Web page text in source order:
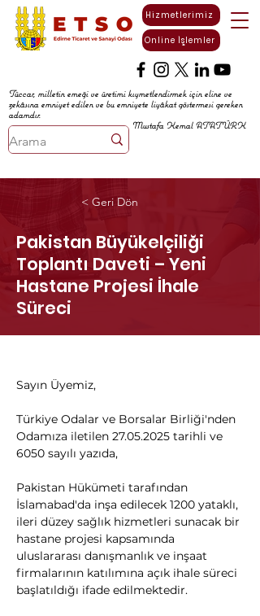
Online İşlemler
Hizmetlerimiz
Tüccar, milletin emeği ve üretimi kıymetlendirmek için eline ve
zekâsına emniyet edilen ve bu emniyete liyâkat göstermesi gereken
adamdır.
Mustafa Kemal ATATÜRK
< Geri Dön
Pakistan Büyükelçiliği
Toplantı Daveti – Yeni
Hastane Projesi İhale
Süreci
Sayın Üyemiz,
Türkiye Odalar ve Borsalar Birliği'nden
Odamıza iletilen 27.05.2025 tarihli ve
6050 sayılı yazıda,
Pakistan Hükümeti tarafından
İslamabad'da inşa edilecek 1200 yataklı,
ileri düzey sağlık hizmetleri sunacak bir
hastane projesi kapsamında
uluslararası danışmanlık ve inşaat
firmalarının katılımına açık ihale süreci
başlatıldığı ifade edilmektedir.